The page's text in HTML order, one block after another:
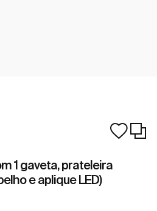
1 gaveta, prateleira
e aplique LED)